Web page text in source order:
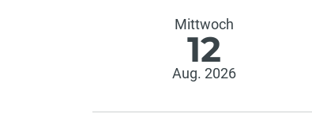
Mittwoch
12
Aug. 2026